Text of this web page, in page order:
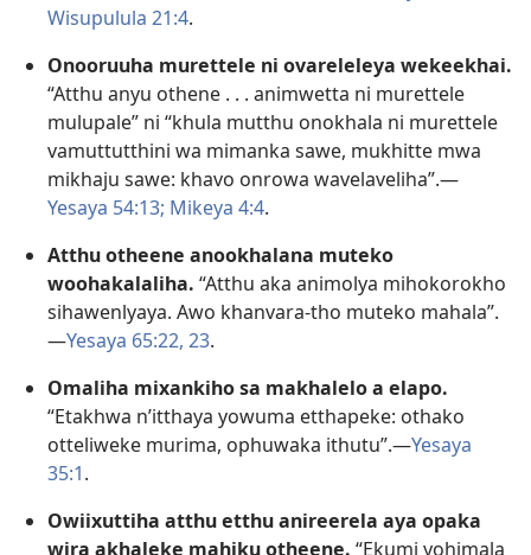
Wisupulula 21:4.
Onooruuha murettele ni ovareleleya wekeekhai.
“Atthu anyu othene . . . animwetta ni murettele
mulupale” ni “khula mutthu onokhala ni murettele
vamuttutthini wa mimanka sawe, mukhitte mwa
mikhaju sawe: khavo onrowa wavelaveliha”.—
Yesaya 54:13; Mikeya 4:4.
Atthu otheene anookhalana muteko
woohakalaliha. “Atthu aka animolya mihokorokho
sihawenlyaya. Awo khanvara-tho muteko mahala”.
—Yesaya 65:22, 23.
Omaliha mixankiho sa makhalelo a elapo.
“Etakhwa n’itthaya yowuma etthapeke: othako
otteliweke murima, ophuwaka ithutu”.—Yesaya
35:1.
Owiixuttiha atthu etthu anireerela aya opaka
wira akhaleke mahiku otheene. “Ekumi yohimala